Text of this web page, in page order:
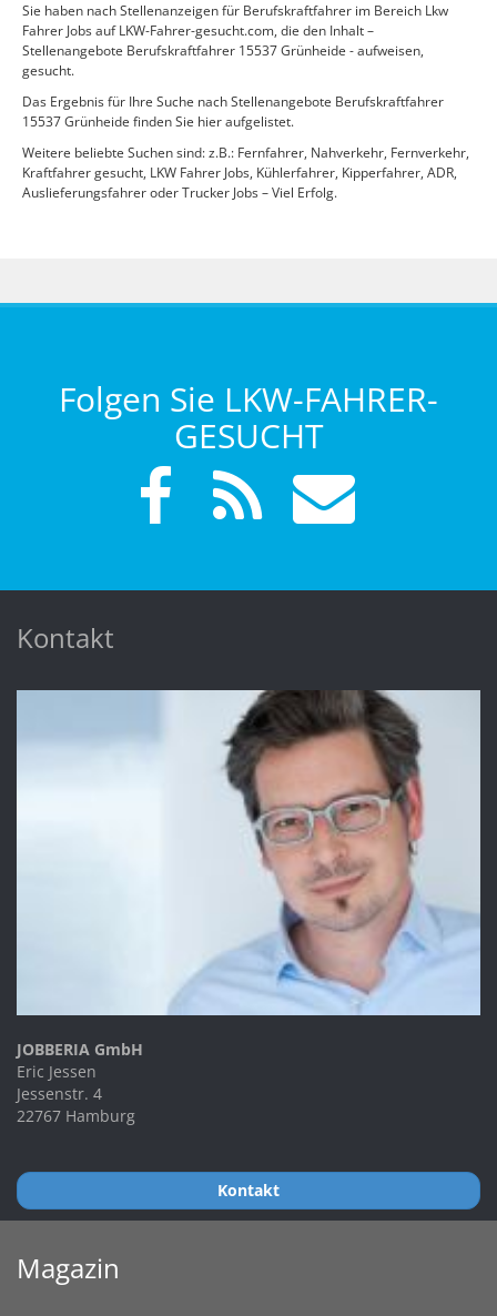
Sie haben nach Stellenanzeigen für Berufskraftfahrer im Bereich Lkw
Fahrer Jobs auf LKW-Fahrer-gesucht.com, die den Inhalt –
Stellenangebote Berufskraftfahrer 15537 Grünheide - aufweisen,
gesucht.
Das Ergebnis für Ihre Suche nach Stellenangebote Berufskraftfahrer
15537 Grünheide finden Sie hier aufgelistet.
Weitere beliebte Suchen sind: z.B.: Fernfahrer, Nahverkehr, Fernverkehr,
Kraftfahrer gesucht, LKW Fahrer Jobs, Kühlerfahrer, Kipperfahrer, ADR,
Auslieferungsfahrer oder Trucker Jobs – Viel Erfolg.
Folgen Sie LKW-FAHRER-
GESUCHT
Kontakt
JOBBERIA GmbH
Eric Jessen
Jessenstr. 4
22767 Hamburg
Kontakt
Magazin